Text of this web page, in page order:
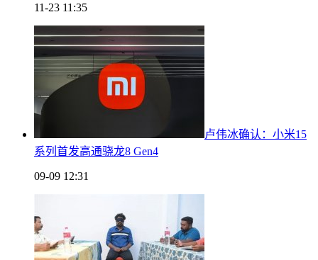
11-23 11:35
卢伟冰确认：小米15
系列首发高通骁龙8 Gen4
09-09 12:31